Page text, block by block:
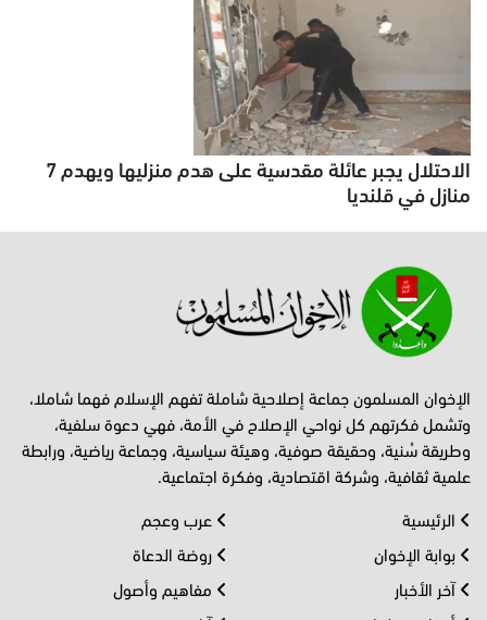
الاحتلال يجبر عائلة مقدسية على هدم منزليها ويهدم 7
منازل في قلنديا
الإخوان المسلمون جماعة إصلاحية شاملة تفهم الإسلام فهما شاملا،
وتشمل فكرتهم كل نواحي الإصلاح في الأمة، فهي دعوة سلفية،
وطريقة سُنية، وحقيقة صوفية، وهيئة سياسية، وجماعة رياضية، ورابطة
علمية ثقافية، وشركة اقتصادية، وفكرة اجتماعية.
الرئيسية
بوابة الإخوان
آخر الأخبار
عرب وعجم
روضة الدعاة
مفاهيم وأصول